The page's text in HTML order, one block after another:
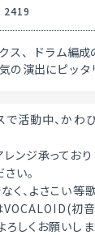
2419
ス、ドラム編成
の演出にピッタ
で活動中、かわひ
レンジ承ってお
い。
く、よさこい等
VOCALOID(初
しくお願いしま